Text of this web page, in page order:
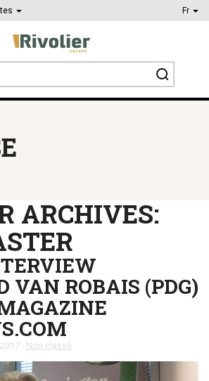
Fr
ARCHIVES:
VAN ROBAIS (PDG)
- Non classé